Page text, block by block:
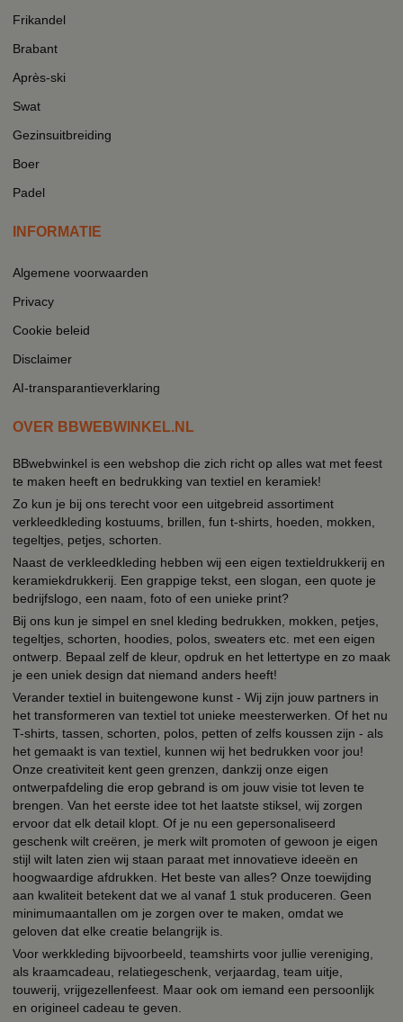
Frikandel
Brabant
Après-ski
Swat
Gezinsuitbreiding
Boer
Padel
INFORMATIE
Algemene voorwaarden
Privacy
Cookie beleid
Disclaimer
AI-transparantieverklaring
OVER BBWEBWINKEL.NL
BBwebwinkel is een webshop die zich richt op alles wat met feest
te maken heeft en bedrukking van textiel en keramiek!
Zo kun je bij ons terecht voor een uitgebreid assortiment
verkleedkleding kostuums, brillen, fun t-shirts, hoeden, mokken,
tegeltjes, petjes, schorten.
Naast de verkleedkleding hebben wij een eigen textieldrukkerij en
keramiekdrukkerij. Een grappige tekst, een slogan, een quote je
bedrijfslogo, een naam, foto of een unieke print?
Bij ons kun je simpel en snel kleding bedrukken, mokken, petjes,
tegeltjes, schorten, hoodies, polos, sweaters etc. met een eigen
ontwerp. Bepaal zelf de kleur, opdruk en het lettertype en zo maak
je een uniek design dat niemand anders heeft!
Verander textiel in buitengewone kunst - Wij zijn jouw partners in
het transformeren van textiel tot unieke meesterwerken. Of het nu
T-shirts, tassen, schorten, polos, petten of zelfs koussen zijn - als
het gemaakt is van textiel, kunnen wij het bedrukken voor jou!
Onze creativiteit kent geen grenzen, dankzij onze eigen
ontwerpafdeling die erop gebrand is om jouw visie tot leven te
brengen. Van het eerste idee tot het laatste stiksel, wij zorgen
ervoor dat elk detail klopt. Of je nu een gepersonaliseerd
geschenk wilt creëren, je merk wilt promoten of gewoon je eigen
stijl wilt laten zien wij staan paraat met innovatieve ideeën en
hoogwaardige afdrukken. Het beste van alles? Onze toewijding
aan kwaliteit betekent dat we al vanaf 1 stuk produceren. Geen
minimumaantallen om je zorgen over te maken, omdat we
geloven dat elke creatie belangrijk is.
Voor werkkleding bijvoorbeeld, teamshirts voor jullie vereniging,
als kraamcadeau, relatiegeschenk, verjaardag, team uitje,
touwerij, vrijgezellenfeest. Maar ook om iemand een persoonlijk
en origineel cadeau te geven.